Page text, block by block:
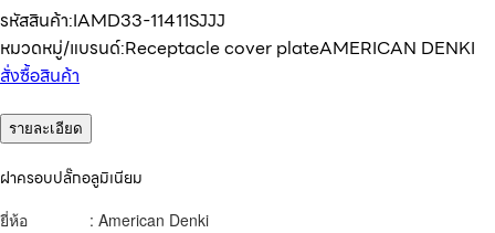
รหัสสินค้า:IAMD33-11411SJJJ
หมวดหมู่/แบรนด์:Receptacle cover plateAMERICAN DENKI
สั่งซื้อสินค้า
รายละเอียด
ฝาครอบปลั๊กอลูมิเนียม
ยี่ห้อ : American Denki